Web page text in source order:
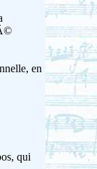
en
qui